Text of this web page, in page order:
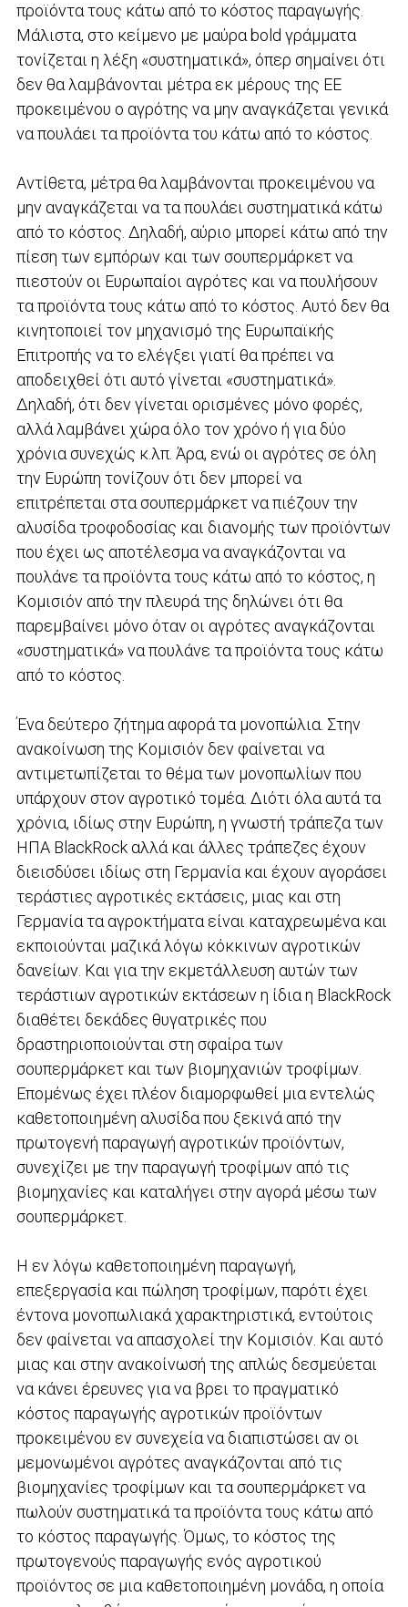
προϊόντα τους κάτω από το κόστος παραγωγής.
Μάλιστα, στο κείμενο με μαύρα bold γράμματα
τονίζεται η λέξη «συστηματικά», όπερ σημαίνει ότι
δεν θα λαμβάνονται μέτρα εκ μέρους της ΕΕ
προκειμένου ο αγρότης να μην αναγκάζεται γενικά
να πουλάει τα προϊόντα του κάτω από το κόστος.
Αντίθετα, μέτρα θα λαμβάνονται προκειμένου να
μην αναγκάζεται να τα πουλάει συστηματικά κάτω
από το κόστος. Δηλαδή, αύριο μπορεί κάτω από την
πίεση των εμπόρων και των σουπερμάρκετ να
πιεστούν οι Ευρωπαίοι αγρότες και να πουλήσουν
τα προϊόντα τους κάτω από το κόστος. Αυτό δεν θα
κινητοποιεί τον μηχανισμό της Ευρωπαϊκής
Επιτροπής να το ελέγξει γιατί θα πρέπει να
αποδειχθεί ότι αυτό γίνεται «συστηματικά».
Δηλαδή, ότι δεν γίνεται ορισμένες μόνο φορές,
αλλά λαμβάνει χώρα όλο τον χρόνο ή για δύο
χρόνια συνεχώς κ.λπ. Άρα, ενώ οι αγρότες σε όλη
την Ευρώπη τονίζουν ότι δεν μπορεί να
επιτρέπεται στα σουπερμάρκετ να πιέζουν την
αλυσίδα τροφοδοσίας και διανομής των προϊόντων
που έχει ως αποτέλεσμα να αναγκάζονται να
πουλάνε τα προϊόντα τους κάτω από το κόστος, η
Κομισιόν από την πλευρά της δηλώνει ότι θα
παρεμβαίνει μόνο όταν οι αγρότες αναγκάζονται
«συστηματικά» να πουλάνε τα προϊόντα τους κάτω
από το κόστος.
Ένα δεύτερο ζήτημα αφορά τα μονοπώλια. Στην
ανακοίνωση της Κομισιόν δεν φαίνεται να
αντιμετωπίζεται το θέμα των μονοπωλίων που
υπάρχουν στον αγροτικό τομέα. Διότι όλα αυτά τα
χρόνια, ιδίως στην Ευρώπη, η γνωστή τράπεζα των
ΗΠΑ BlackRock αλλά και άλλες τράπεζες έχουν
διεισδύσει ιδίως στη Γερμανία και έχουν αγοράσει
τεράστιες αγροτικές εκτάσεις, μιας και στη
Γερμανία τα αγροκτήματα είναι καταχρεωμένα και
εκποιούνται μαζικά λόγω κόκκινων αγροτικών
δανείων. Και για την εκμετάλλευση αυτών των
τεράστιων αγροτικών εκτάσεων η ίδια η BlackRock
διαθέτει δεκάδες θυγατρικές που
δραστηριοποιούνται στη σφαίρα των
σουπερμάρκετ και των βιομηχανιών τροφίμων.
Επομένως έχει πλέον διαμορφωθεί μια εντελώς
καθετοποιημένη αλυσίδα που ξεκινά από την
πρωτογενή παραγωγή αγροτικών προϊόντων,
συνεχίζει με την παραγωγή τροφίμων από τις
βιομηχανίες και καταλήγει στην αγορά μέσω των
σουπερμάρκετ.
Η εν λόγω καθετοποιημένη παραγωγή,
επεξεργασία και πώληση τροφίμων, παρότι έχει
έντονα μονοπωλιακά χαρακτηριστικά, εντούτοις
δεν φαίνεται να απασχολεί την Κομισιόν. Και αυτό
μιας και στην ανακοίνωσή της απλώς δεσμεύεται
να κάνει έρευνες για να βρει το πραγματικό
κόστος παραγωγής αγροτικών προϊόντων
προκειμένου εν συνεχεία να διαπιστώσει αν οι
μεμονωμένοι αγρότες αναγκάζονται από τις
βιομηχανίες τροφίμων και τα σουπερμάρκετ να
πωλούν συστηματικά τα προϊόντα τους κάτω από
το κόστος παραγωγής. Όμως, το κόστος της
πρωτογενούς παραγωγής ενός αγροτικού
προϊόντος σε μια καθετοποιημένη μονάδα, η οποία